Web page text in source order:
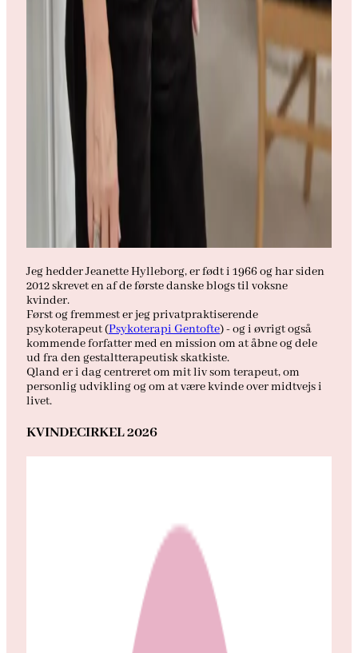
Jeg hedder Jeanette Hylleborg, er født i 1966 og har siden
2012 skrevet en af de første danske blogs til voksne
kvinder.
Først og fremmest er jeg privatpraktiserende
psykoterapeut (Psykoterapi Gentofte) - og i øvrigt også
kommende forfatter med en mission om at åbne og dele
ud fra den gestaltterapeutisk skatkiste.
Qland er i dag centreret om mit liv som terapeut, om
personlig udvikling og om at være kvinde over midtvejs i
livet.
KVINDECIRKEL 2026